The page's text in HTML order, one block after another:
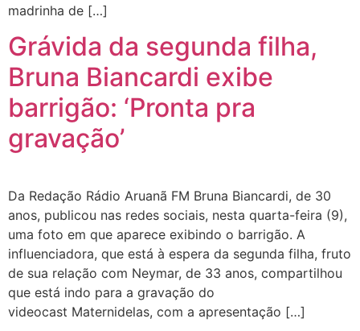
madrinha de […]
Grávida da segunda filha,
Bruna Biancardi exibe
barrigão: ‘Pronta pra
gravação’
Da Redação Rádio Aruanã FM Bruna Biancardi, de 30
anos, publicou nas redes sociais, nesta quarta-feira (9),
uma foto em que aparece exibindo o barrigão. A
influenciadora, que está à espera da segunda filha, fruto
de sua relação com Neymar, de 33 anos, compartilhou
que está indo para a gravação do
videocast Maternidelas, com a apresentação […]